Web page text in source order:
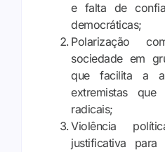
e falta de
democráticas;
Polarização
sociedade em
que facilita a
extremistas que
radicais;
Violência
justificativa para